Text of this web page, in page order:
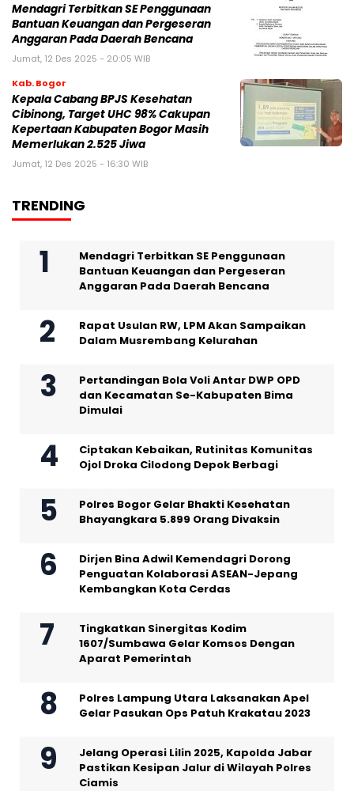
Mendagri Terbitkan SE Penggunaan
Bantuan Keuangan dan Pergeseran
Anggaran Pada Daerah Bencana
Jumat, 12 Des 2025 - 20:05 WIB
Kab. Bogor
Kepala Cabang BPJS Kesehatan
Cibinong, Target UHC 98% Cakupan
Kepertaan Kabupaten Bogor Masih
Memerlukan 2.525 Jiwa
Jumat, 12 Des 2025 - 16:30 WIB
TRENDING
Mendagri Terbitkan SE Penggunaan
Bantuan Keuangan dan Pergeseran
Anggaran Pada Daerah Bencana
Rapat Usulan RW, LPM Akan Sampaikan
Dalam Musrembang Kelurahan
Pertandingan Bola Voli Antar DWP OPD
dan Kecamatan Se-Kabupaten Bima
Dimulai
Ciptakan Kebaikan, Rutinitas Komunitas
Ojol Droka Cilodong Depok Berbagi
Polres Bogor Gelar Bhakti Kesehatan
Bhayangkara 5.899 Orang Divaksin
Dirjen Bina Adwil Kemendagri Dorong
Penguatan Kolaborasi ASEAN-Jepang
Kembangkan Kota Cerdas
Tingkatkan Sinergitas Kodim
1607/Sumbawa Gelar Komsos Dengan
Aparat Pemerintah
Polres Lampung Utara Laksanakan Apel
Gelar Pasukan Ops Patuh Krakatau 2023
Jelang Operasi Lilin 2025, Kapolda Jabar
Pastikan Kesipan Jalur di Wilayah Polres
Ciamis